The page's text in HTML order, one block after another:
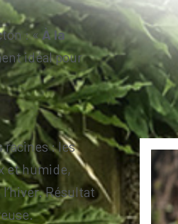
: «À la
idéal pour
racines : les
et humide,
Résultat